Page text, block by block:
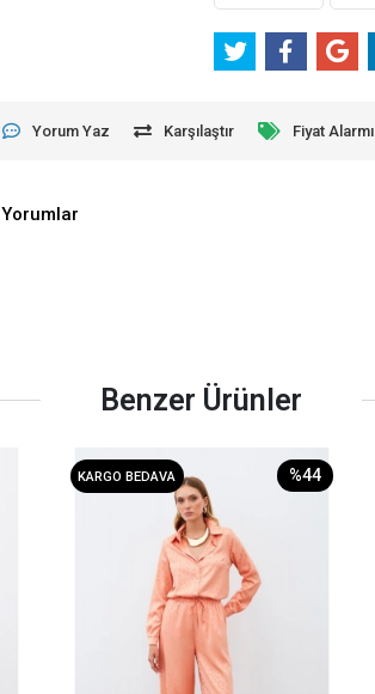
Yorum Yaz Karşılaştır Fiyat Alarmı
Yorumlar
Benzer Ürünler
KARGO BEDAVA %44